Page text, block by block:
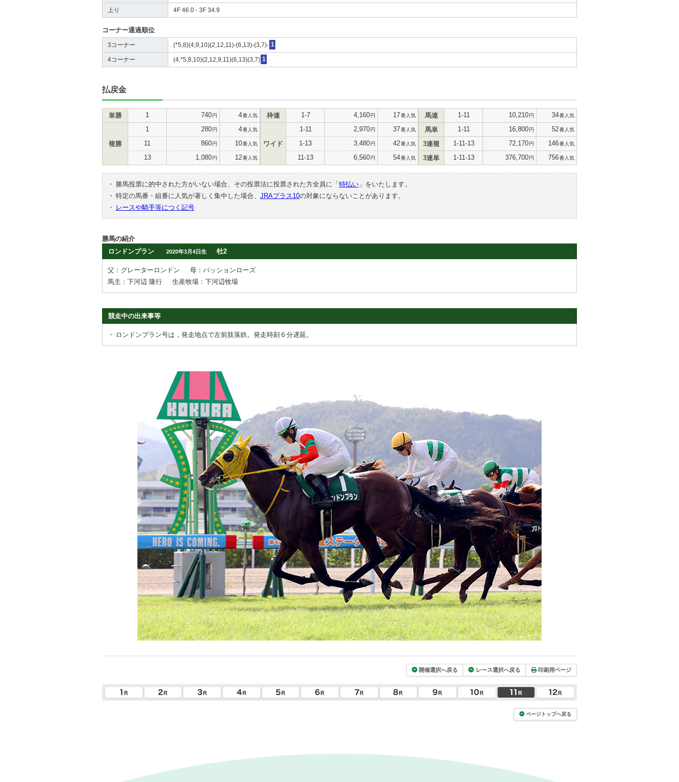
上り 4F 46.0 - 3F 34.9
コーナー通過順位
3コーナー (*5,8)(4,9,10)(2,12,11)-(6,13)-(3,7)- 1
4コーナー (4,*5,8,10)(2,12,9,11)(6,13)(3,7) 1
払戻金
単勝 1 740円 4番人気
複勝
1 280円 4番人気
11 860円 10番人気
13 1,080円 12番人気
枠連 1-7 4,160円 17番人気
ワイド
1-11 2,970円 37番人気
1-13 3,480円 42番人気
11-13 6,560円 54番人気
馬連 1-11 10,210円 34番人気
馬単 1-11 16,800円 52番人気
3連複 1-11-13 72,170円 146番人気
3連単 1-11-13 376,700円 756番人気
・ 勝馬投票に的中された方がいない場合、その投票法に投票された方全員に「 特払い」をいたします。
・ 特定の馬番・組番に人気が著しく集中した場合、 JRAプラス10の対象にならないことがあります。
・
レースや騎手等につく記号
勝馬の紹介
ロンドンプラン
2020年3月4日生 牡2
父：グレーターロンドン
母：パッションローズ
馬主：下河辺 隆行
生産牧場：下河辺牧場
競走中の出来事等
・ ロンドンプラン号は，発走地点で左前肢落鉄。発走時刻６分遅延。
開催選択へ戻る レース選択へ戻る 印刷用ページ
ページトップへ戻る